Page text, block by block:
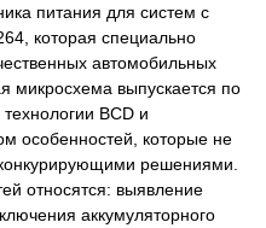
питания для систем с
которая специально
автомобильных
микросхема выпускается по
BCD и
особенностей, которые не
решениями.
относятся: выявление
аккумуляторного